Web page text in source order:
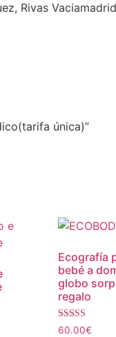
Rivas
única)”
Ecografía
bebé a
globo
regalo
Valorado con
60.00€